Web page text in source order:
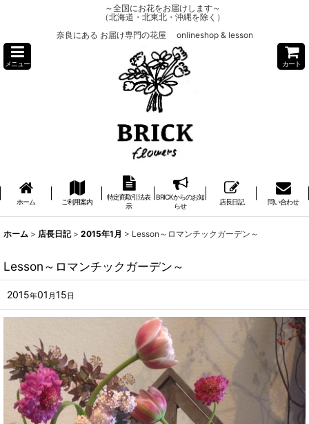
～全国にお花をお届けします～
（北海道・北東北・沖縄を除く）
奈良にある お届け専門の花屋 onlineshop & lesson
メニュー カート
ホーム ご利用案内
特定商取引法表
示
BRICKからのお知
らせ
店長日記 問い合わせ
ホーム > 店長日記 > 2015年1月 > Lesson～ロマンチックガーデン～
Lesson～ロマンチックガーデン～
2015年01 月 15 日